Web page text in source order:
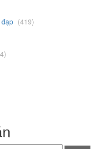
(419)